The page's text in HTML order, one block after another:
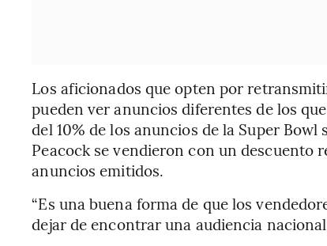
Los aficionados que opten por
pueden ver anuncios diferentes de los
del 10% de los anuncios de la Super
Peacock se vendieron con un descuento
anuncios emitidos.
“Es una buena forma de que los
dejar de encontrar una audiencia